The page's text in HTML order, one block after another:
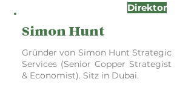
Direktor
Simon Hunt
Gründer von Simon Hunt Strategic
Services (Senior Copper Strategist
& Economist). Sitz in Dubai.